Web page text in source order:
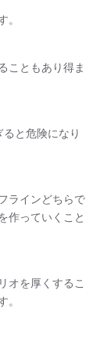
。
こともあり得ま
と危険になり
ラインどちらで
作っていくこと
オを厚くするこ
。